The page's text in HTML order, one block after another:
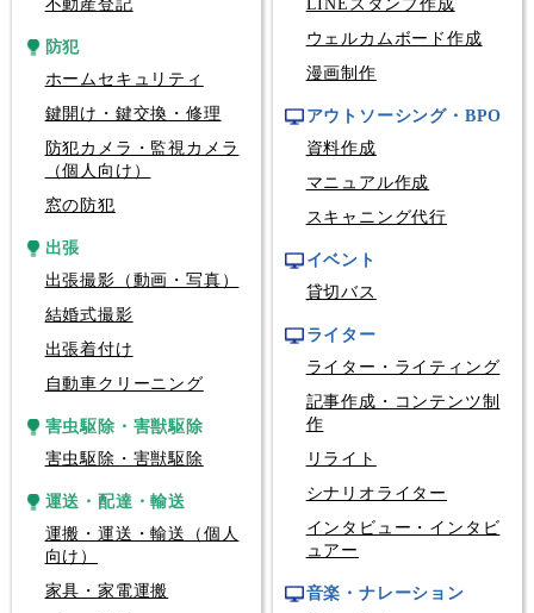
不動産登記
防犯
ホームセキュリティ
鍵開け・鍵交換・修理
防犯カメラ・監視カメラ
（個人向け）
窓の防犯
出張
出張撮影（動画・写真）
結婚式撮影
出張着付け
自動車クリーニング
害虫駆除・害獣駆除
害虫駆除・害獣駆除
運送・配達・輸送
運搬・運送・輸送（個人
向け）
家具・家電運搬
LINEスタンプ作成
ウェルカムボード作成
漫画制作
アウトソーシング・BPO
資料作成
マニュアル作成
スキャニング代行
イベント
貸切バス
ライター
ライター・ライティング
記事作成・コンテンツ制
作
リライト
シナリオライター
インタビュー・インタビ
ュアー
音楽・ナレーション